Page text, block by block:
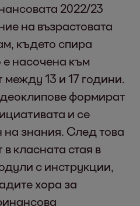
2022/23
на възрастовата
където спира
е насочена към
13 и 17 години.
формират
и се
на знания. След това
класната стая в
с инструкции,
хора за